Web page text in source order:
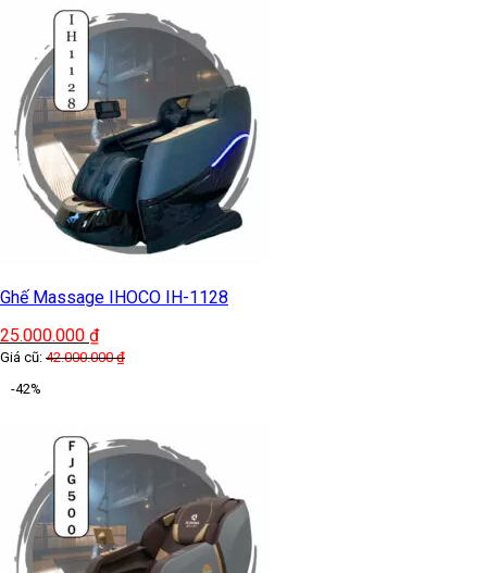
Ghế Massage IHOCO IH-1128
25.000.000 ₫
Giá cũ: 42.000.000₫
-42%